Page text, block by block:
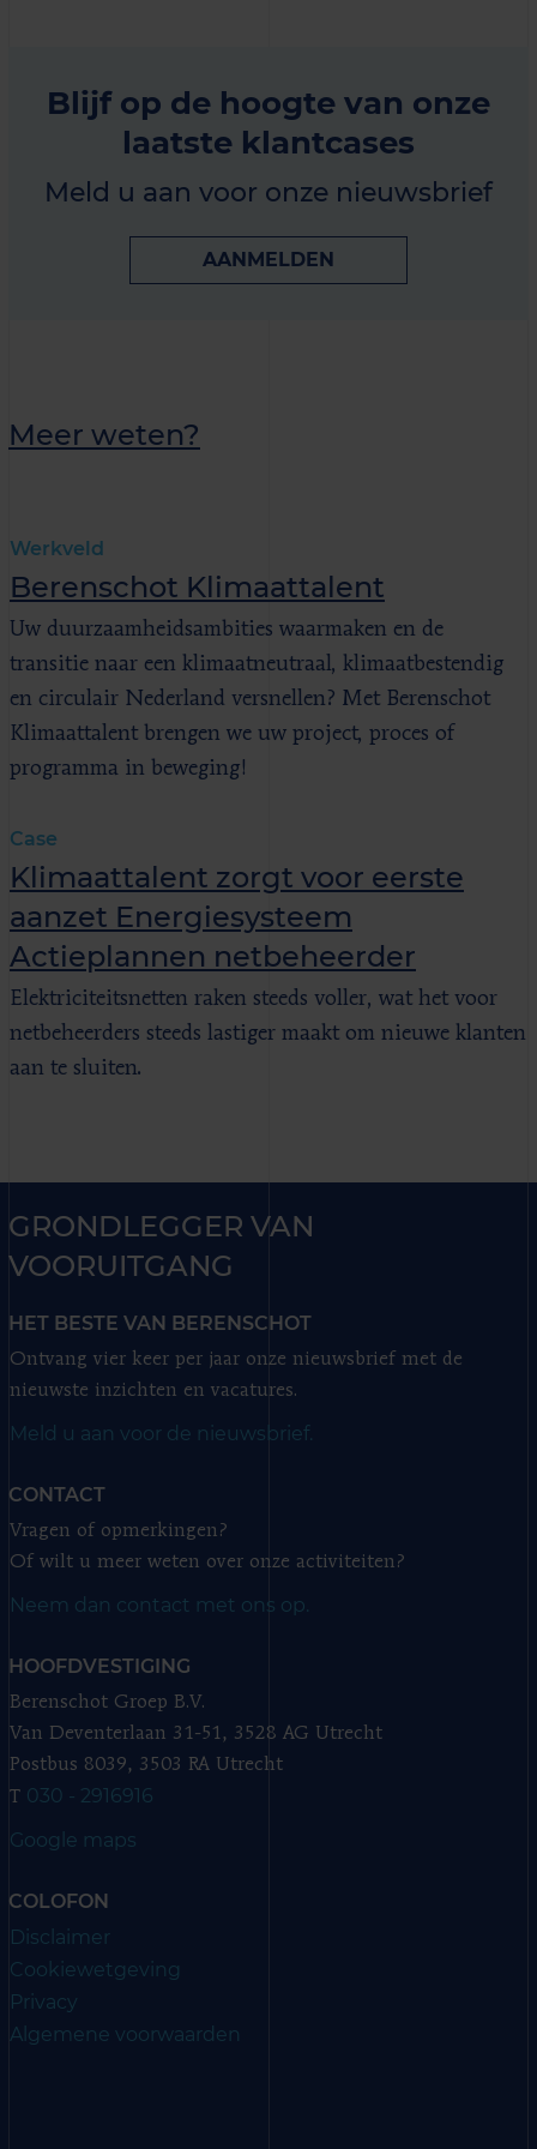
Blijf op de hoogte van onze
laatste klantcases
Meld u aan voor onze nieuwsbrief
AANMELDEN
Meer weten?
Werkveld
Berenschot Klimaattalent
Uw duurzaamheidsambities waarmaken en de
transitie naar een klimaatneutraal, klimaatbestendig
en circulair Nederland versnellen? Met Berenschot
Klimaattalent brengen we uw project, proces of
programma in beweging!
Case
Klimaattalent zorgt voor eerste
aanzet Energiesysteem
Actieplannen netbeheerder
Elektriciteitsnetten raken steeds voller, wat het voor
netbeheerders steeds lastiger maakt om nieuwe klanten
aan te sluiten.
GRONDLEGGER VAN
VOORUITGANG
HET BESTE VAN BERENSCHOT
Ontvang vier keer per jaar onze nieuwsbrief met de
nieuwste inzichten en vacatures.
Meld u aan voor de nieuwsbrief.
CONTACT
Vragen of opmerkingen?
Of wilt u meer weten over onze activiteiten?
Neem dan contact met ons op.
HOOFDVESTIGING
Berenschot Groep B.V.
Van Deventerlaan 31-51, 3528 AG Utrecht
Postbus 8039, 3503 RA Utrecht
T 030 - 2916916
Google maps
COLOFON
Disclaimer
Cookiewetgeving
Privacy
Algemene voorwaarden